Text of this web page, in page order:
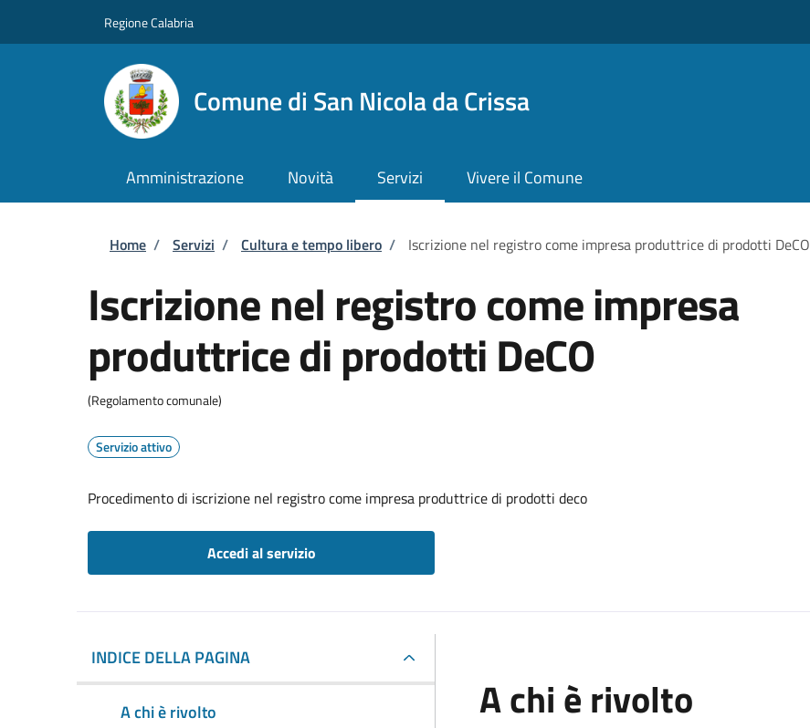
Regione Calabria
Comune di San Nicola da Crissa
Amministrazione Novità Servizi Vivere il Comune
Briciole di pane
Home / Servizi / Cultura e tempo libero / Iscrizione nel registro come impresa produttrice di prodotti DeCO
Iscrizione nel registro come impresa
produttrice di prodotti DeCO
(Regolamento comunale)
Servizio attivo
Procedimento di iscrizione nel registro come impresa produttrice di prodotti deco
Accedi al servizio
INDICE DELLA PAGINA
A chi è rivolto
A chi è rivolto